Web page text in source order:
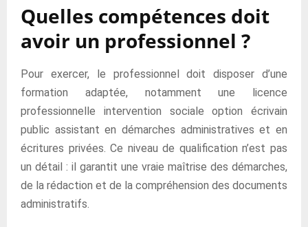
Quelles compétences doit
avoir un professionnel ?
Pour exercer, le professionnel doit disposer d’une
formation adaptée, notamment une licence
professionnelle intervention sociale option écrivain
public assistant en démarches administratives et en
écritures privées. Ce niveau de qualification n’est pas
un détail : il garantit une vraie maîtrise des démarches,
de la rédaction et de la compréhension des documents
administratifs.